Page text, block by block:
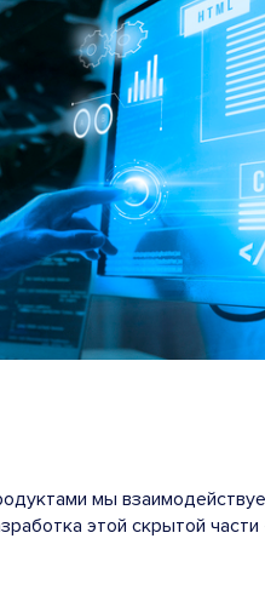
мы
этой скрытой